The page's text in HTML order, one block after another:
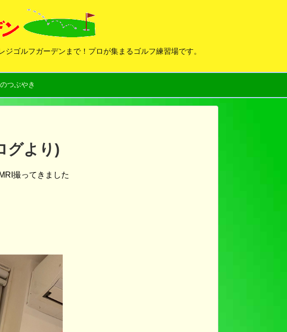
ゴルフガーデンまで！プロが集まるゴルフ練習場です。
つぶやき
グより)
撮ってきました